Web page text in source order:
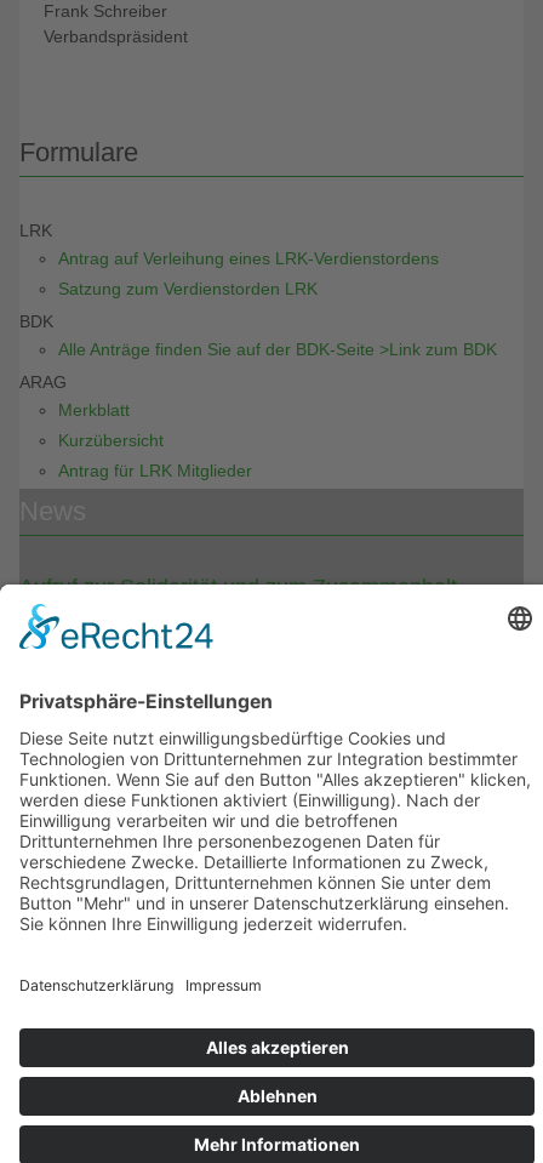
Frank Schreiber
Verbandspräsident
Formulare
LRK
Antrag auf Verleihung eines LRK-Verdienstordens
Satzung zum Verdienstorden LRK
BDK
Alle Anträge finden Sie auf der BDK-Seite >Link zum BDK
ARAG
Merkblatt
Kurzübersicht
Antrag für LRK Mitglieder
Aufruf zur Solidarität und zum Zusammenhalt
Absage “bundesweiter digitaler Rosenmontag“
Der Präsident des Bund Deutscher Karneval und der
über den Völkerrechtsbruch durch den russischen Präsidenten
Ukraine. Während Friedensdemonstrationen, Mahnwachen und
Solidaritätskundgebungen in Deutschland abgehalten werden,
können auch die Karnevalisten und Fastnachter nicht zur
üblichen Tagesordnung der närrischen Tage übergehen.
Partner des LRK
Impressum
Datenschutzerklärung
© Regionalverband Linksrheinischer Karneval e.V. 2026,
Powered by
TZ Marketing .